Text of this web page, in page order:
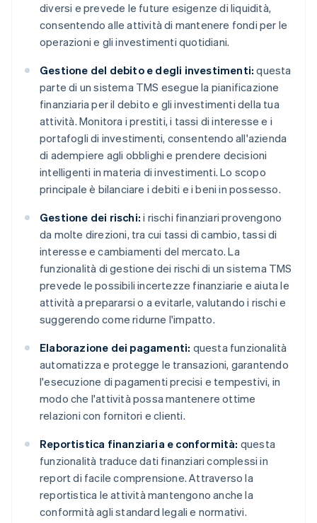
diversi e prevede le future esigenze di liquidità,
consentendo alle attività di mantenere fondi per le
operazioni e gli investimenti quotidiani.
Gestione del debito e degli investimenti: questa
parte di un sistema TMS esegue la pianificazione
finanziaria per il debito e gli investimenti della tua
attività. Monitora i prestiti, i tassi di interesse e i
portafogli di investimenti, consentendo all'azienda
di adempiere agli obblighi e prendere decisioni
intelligenti in materia di investimenti. Lo scopo
principale è bilanciare i debiti e i beni in possesso.
Gestione dei rischi: i rischi finanziari provengono
da molte direzioni, tra cui tassi di cambio, tassi di
interesse e cambiamenti del mercato. La
funzionalità di gestione dei rischi di un sistema TMS
prevede le possibili incertezze finanziarie e aiuta le
attività a prepararsi o a evitarle, valutando i rischi e
suggerendo come ridurne l'impatto.
Elaborazione dei pagamenti: questa funzionalità
automatizza e protegge le transazioni, garantendo
l'esecuzione di pagamenti precisi e tempestivi, in
modo che l'attività possa mantenere ottime
relazioni con fornitori e clienti.
Reportistica finanziaria e conformità: questa
funzionalità traduce dati finanziari complessi in
report di facile comprensione. Attraverso la
reportistica le attività mantengono anche la
conformità agli standard legali e normativi.